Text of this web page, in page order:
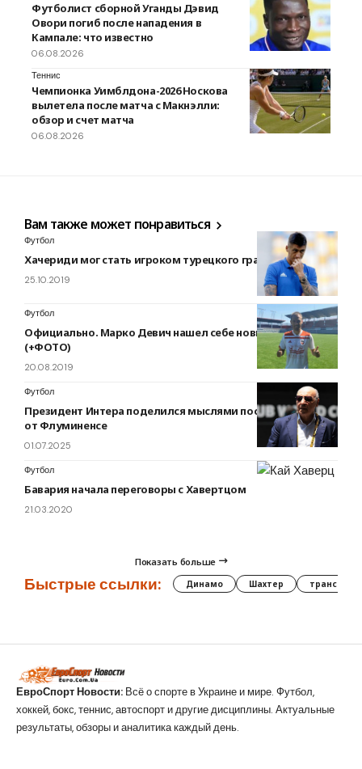
Футболист сборной Уганды Дэвид
Овори погиб после нападения в
Кампале: что известно
06.08.2026
Теннис
Чемпионка Уимблдона-2026 Носкова
вылетела после матча с Макнэлли:
обзор и счет матча
06.08.2026
Вам также может понравиться
Футбол
Хачериди мог стать игроком турецкого гранда
25.10.2019
Футбол
Официально. Марко Девич нашел себе новый клуб
(+ФОТО)
20.08.2019
Футбол
Президент Интера поделился мыслями после поражения
от Флуминенсе
01.07.2025
Футбол
Бавария начала переговоры с Хавертцом
21.03.2020
Показать больше
Быстрые ссылки: Динамо Шахтер трансферы
ЕвроСпорт Новости: Всё о спорте в Украине и мире. Футбол,
хоккей, бокс, теннис, автоспорт и другие дисциплины. Актуальные
результаты, обзоры и аналитика каждый день.